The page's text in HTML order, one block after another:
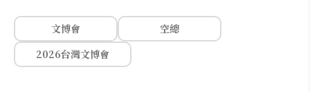
文博會
空總
2026台灣文博會